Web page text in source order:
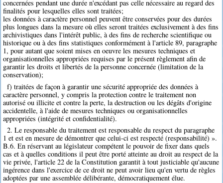
concernées pendant une durée n'excédant pas celle nécessaire au regard des
finalités pour lesquelles elles sont traitées;
les données à caractère personnel peuvent être conservées pour des durées
plus longues dans la mesure où elles seront traitées exclusivement à des fins
archivistiques dans l'intérêt public, à des fins de recherche scientifique ou
historique ou à des fins statistiques conformément à l'article 89, paragraphe
1, pour autant que soient mises en oeuvre les mesures techniques et
organisationnelles appropriées requises par le présent règlement afin de
garantir les droits et libertés de la personne concernée (limitation de la
conservation);
f) traitées de façon à garantir une sécurité appropriée des données à
caractère personnel, y compris la protection contre le traitement non
autorisé ou illicite et contre la perte, la destruction ou les dégâts d'origine
accidentelle, à l'aide de mesures techniques ou organisationnelles
appropriées (intégrité et confidentialité).
2. Le responsable du traitement est responsable du respect du paragraphe
1 et est en mesure de démontrer que celui-ci est respecté (responsabilité) ».
B.6. En réservant au législateur compétent le pouvoir de fixer dans quels
cas et à quelles conditions il peut être porté atteinte au droit au respect de la
vie privée, l'article 22 de la Constitution garantit à tout justiciable qu'aucune
ingérence dans l'exercice de ce droit ne peut avoir lieu qu'en vertu de règles
adoptées par une assemblée délibérante, démocratiquement élue.